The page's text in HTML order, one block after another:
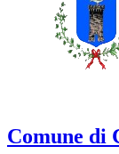
Comune di